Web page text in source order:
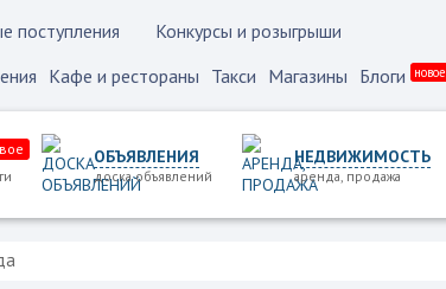
поступления Конкурсы и розыгрыши
Кафе и рестораны Такси Магазины Блоги новое
ОБЪЯВЛЕНИЯ
доска объявлений
НЕДВИЖИМОСТЬ
аренда, продажа